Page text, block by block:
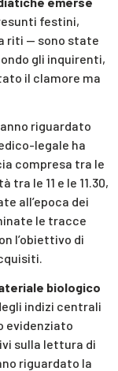
festini,
riti — sono state
gli inquirenti,
il clamore ma
riguardato
legale ha
compresa tra le
tra le 11 e le 11.30,
all’epoca dei
le tracce
l’obiettivo di
biologico
indizi centrali
evidenziato
sulla lettura di
riguardato la